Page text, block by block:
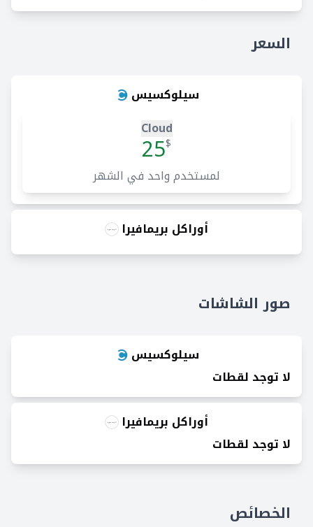
السعر
سيلوكسيس
Cloud
$
25
لمستخدم واحد في الشهر
أوراكل بريمافيرا
صور الشاشات
سيلوكسيس
لا توجد لقطات
أوراكل بريمافيرا
لا توجد لقطات
الخصائص